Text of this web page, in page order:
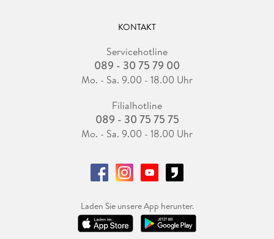
KONTAKT
Servicehotline
089 - 30 75 79 00
Mo. - Sa. 9.00 - 18.00 Uhr
Filialhotline
089 - 30 75 75 75
Mo. - Sa. 9.00 - 18.00 Uhr
Laden Sie unsere App herunter.